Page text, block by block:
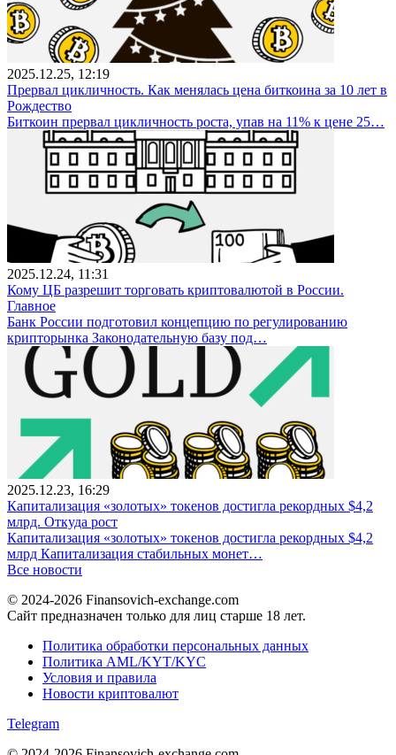
2025.12.25, 12:19
Прервал цикличность. Как менялась цена биткоина за 10 лет в
Рождество
Биткоин прервал цикличность роста, упав на 11% к цене 25…
2025.12.24, 11:31
Кому ЦБ разрешит торговать криптовалютой в России.
Главное
Банк России подготовил концепцию по регулированию
крипторынка Законодательную базу под…
2025.12.23, 16:29
Капитализация «золотых» токенов достигла рекордных $4,2
млрд. Откуда рост
Капитализация «золотых» токенов достигла рекордных $4,2
млрд Капитализация стабильных монет…
Все новости
© 2024-2026 Finansovich-exchange.com
Сайт предназначен только для лиц старше 18 лет.
Политика обработки персональных данных
Политика AML/KYT/KYC
Условия и правила
Новости криптовалют
Telegram